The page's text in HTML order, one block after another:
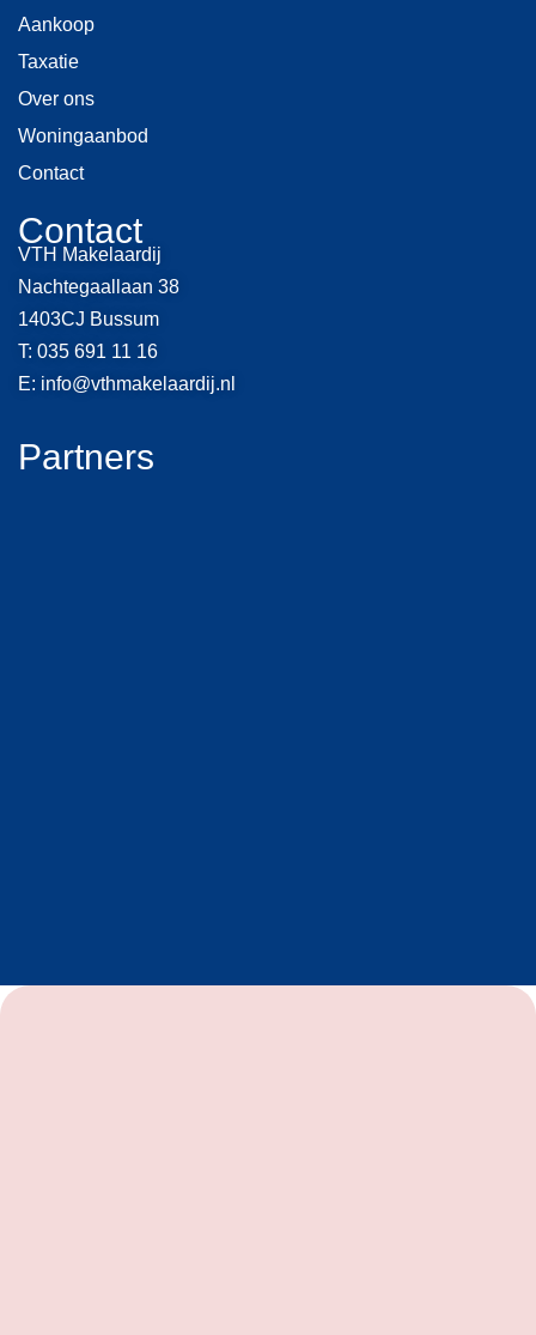
Aankoop
Taxatie
Over ons
Woningaanbod
Contact
Contact
VTH Makelaardij
Nachtegaallaan 38
1403CJ Bussum
T: 035 691 11 16
E: info@vthmakelaardij.nl
Partners